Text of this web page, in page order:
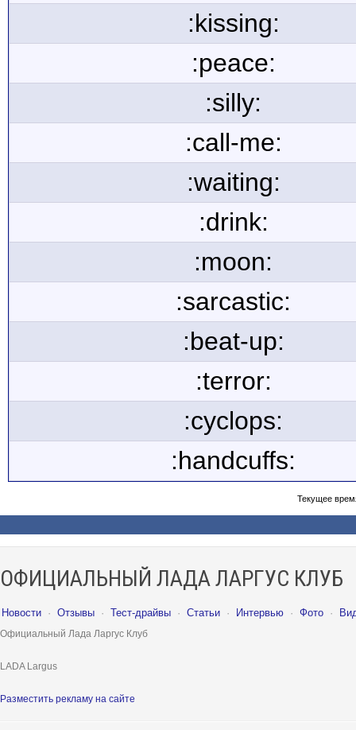
:kissing:
:peace:
:silly:
:call-me:
:waiting:
:drink:
:moon:
:sarcastic:
:beat-up:
:terror:
:cyclops:
:handcuffs:
Текущее
ОФИЦИАЛЬНЫЙ ЛАДА ЛАРГУС КЛУБ
Новости · Отзывы · Тест-драйвы · Статьи · Интервью · Фото ·
Официальный Лада Ларгус Клуб
LADA Largus
Разместить рекламу на сайте